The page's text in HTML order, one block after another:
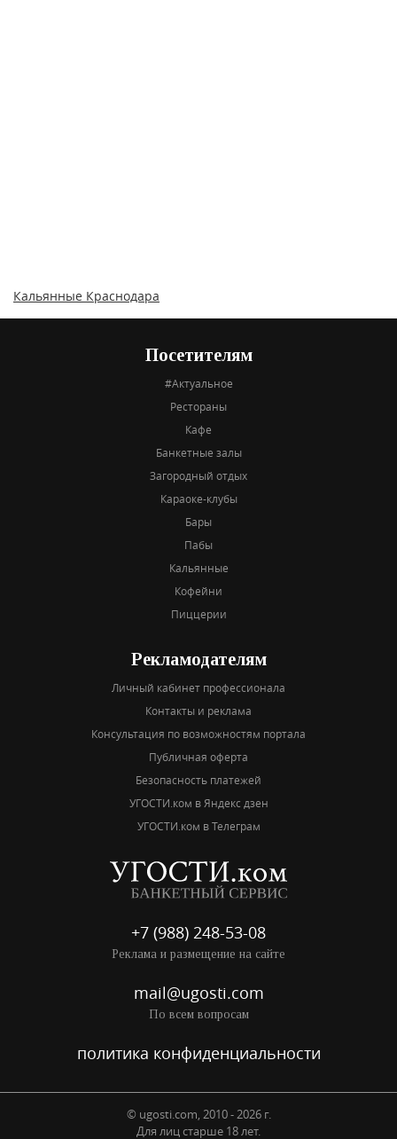
Кальянные Краснодара
Посетителям
#Актуальное
Рестораны
Кафе
Банкетные залы
Загородный отдых
Караоке-клубы
Бары
Пабы
Кальянные
Кофейни
Пиццерии
Рекламодателям
Личный кабинет профессионала
Контакты и реклама
Консультация по возможностям портала
Публичная оферта
Безопасность платежей
УГОСТИ.ком в Яндекс дзен
УГОСТИ.ком в Телеграм
+7 (988) 248-53-08
Реклама и размещение на сайте
mail@ugosti.com
По всем вопросам
политика конфиденциальности
© ugosti.com, 2010 - 2026 г.
Для лиц старше 18 лет.